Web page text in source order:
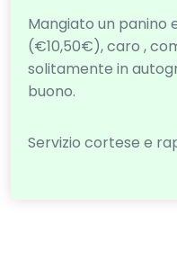
Mangiato un panino
(€10,50€), caro ,
solitamente in
buono.
Servizio cortese e